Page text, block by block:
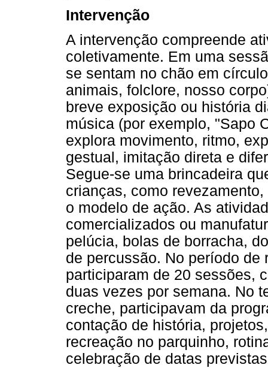
Intervenção
A intervenção compreende
coletivamente. Em uma
se sentam no chão em
animais, folclore, nosso
breve exposição ou história
música (por exemplo, "Sapo
explora movimento, ritmo,
gestual, imitação direta e
Segue-se uma brincadeira
crianças, como
o modelo de ação. As
comercializados ou
pelúcia, bolas de borracha,
de percussão. No período
participaram de 20 sessões,
duas vezes por semana. No
creche, participavam da
contação de história,
recreação no parquinho,
celebração de datas